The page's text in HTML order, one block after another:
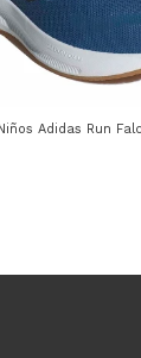
Adidas Run